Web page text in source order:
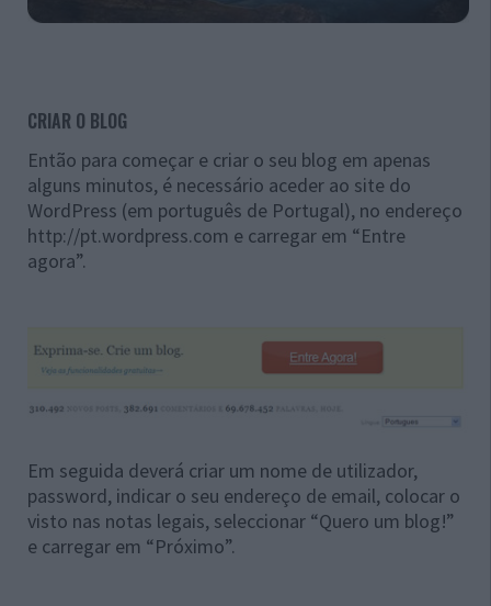
CRIAR O BLOG
Então para começar e criar o seu blog em apenas
alguns minutos, é necessário aceder ao site do
WordPress (em português de Portugal), no endereço
http://pt.wordpress.com e carregar em “Entre
agora”.
Em seguida deverá criar um nome de utilizador,
password, indicar o seu endereço de email, colocar o
visto nas notas legais, seleccionar “Quero um blog!”
e carregar em “Próximo”.